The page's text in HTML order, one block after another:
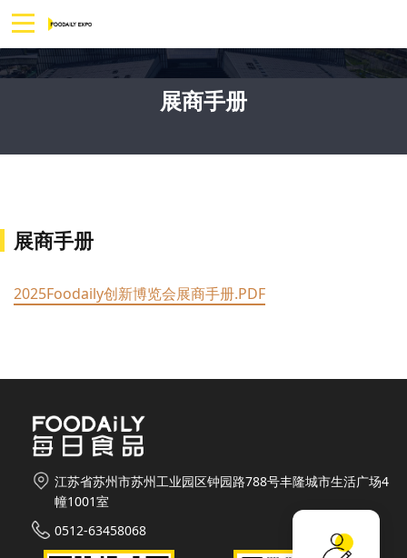
展商手册
展商手册
2025Foodaily创新博览会展商手册.PDF
江苏省苏州市苏州工业园区钟园路788号丰隆城市生活广场4
幢1001室
0512-63458068